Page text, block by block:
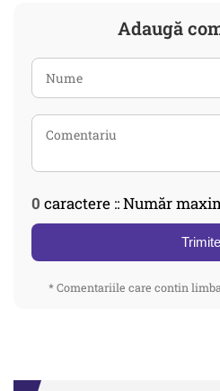
Adaugă
0 caractere :: Număr
Trimite
* Comentariile care contin